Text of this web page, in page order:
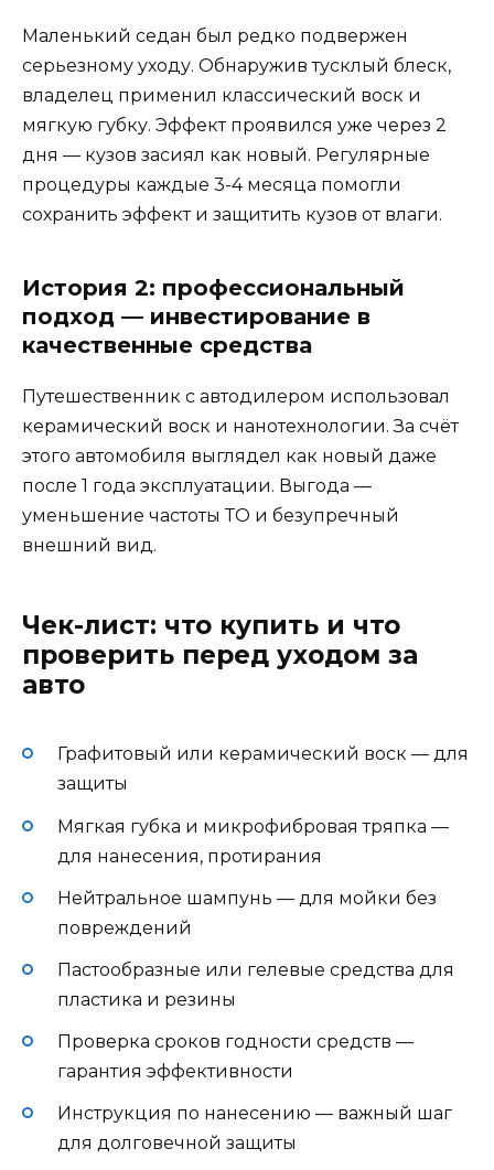
Маленький седан был редко подвержен
серьезному уходу. Обнаружив тусклый блеск,
владелец применил классический воск и
мягкую губку. Эффект проявился уже через 2
дня — кузов засиял как новый. Регулярные
процедуры каждые 3-4 месяца помогли
сохранить эффект и защитить кузов от влаги.
История 2: профессиональный
подход — инвестирование в
качественные средства
Путешественник с автодилером использовал
керамический воск и нанотехнологии. За счёт
этого автомобиля выглядел как новый даже
после 1 года эксплуатации. Выгода —
уменьшение частоты ТО и безупречный
внешний вид.
Чек-лист: что купить и что
проверить перед уходом за
авто
Графитовый или керамический воск — для
защиты
Мягкая губка и микрофибровая тряпка —
для нанесения, протирания
Нейтральное шампунь — для мойки без
повреждений
Пастообразные или гелевые средства для
пластика и резины
Проверка сроков годности средств —
гарантия эффективности
Инструкция по нанесению — важный шаг
для долговечной защиты